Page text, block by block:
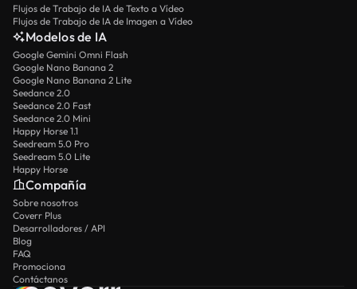
Flujos de Trabajo de IA de Texto a Vídeo
Flujos de Trabajo de IA de Imagen a Vídeo
Modelos de IA
Google Gemini Omni Flash
Google Nano Banana 2
Google Nano Banana 2 Lite
Seedance 2.0
Seedance 2.0 Fast
Seedance 2.0 Mini
Happy Horse 1.1
Seedream 5.0 Pro
Seedream 5.0 Lite
Happy Horse
Compañía
Sobre nosotros
Coverr Plus
Desarrolladores / API
Blog
FAQ
Promociona
Contáctanos